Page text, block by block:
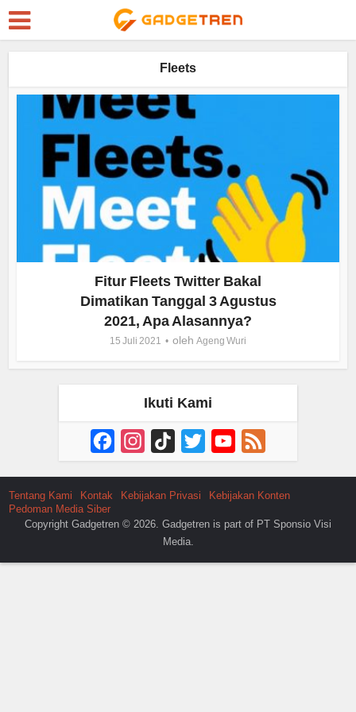
Fleets
Fitur Fleets Twitter Bakal
Dimatikan Tanggal 3 Agustus
2021, Apa Alasannya?
15 Juli 2021 oleh Ageng Wuri
Ikuti Kami
FacebookInstagram
TikTok Twitter YouTube
Channel
Tentang Kami Kontak Kebijakan Privasi
Kebijakan Konten
Pedoman Media Siber
Copyright Gadgetren © 2026. Gadgetren is part of PT Sponsio Visi
Media.